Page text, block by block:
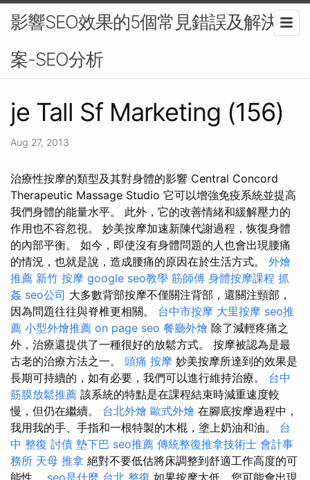
影響SEO效果的5個常見錯誤及解決方
案-SEO分析
je Tall Sf Marketing (156)
Aug 27, 2013
治療性按摩的類型及其對身體的影響 Central Concord
Therapeutic Massage Studio 它可以增強免疫系統並提高
我們身體的能量水平。 此外，它的改善情緒和緩解壓力的
作用也不容忽視。 妙美按摩加速新陳代謝過程，恢復身體
的內部平衡。 如今，即使沒有身體問題的人也會出現腰痛
的情況，也就是說，造成腰痛的原因在於生活方式。 外燴
推薦 新竹 按摩 google seo教學 筋師傅 身體按摩課程 抓
姦 seo公司 大多數背部按摩不僅關注背部，還關注頸部，
因為問題往往與脊椎更相關。 台中市按摩 大里按摩 seo推
薦 小型外燴推薦 on page seo 餐廳外燴 除了減輕疼痛之
外，治療還提供了一種很好的放鬆方式。 按摩被認為是最
古老的治療方法之一。 頭痛 按摩 妙美按摩所達到的效果是
長期可持續的，如有必要，我們可以進行維持治療。 台中
筋膜放鬆推薦 該系統的特點是在課程結束時減重速度較
慢，但仍在繼續。 台北外燴 歐式外燴 在腳底按摩過程中，
我用我的手、手指和一根特製的木棍，塗上奶油和油。 台
中 整復 討債 墊下巴 seo推薦 傳統整復推拿技術士 會計事
務所 天母 推拿 絕對不要低估將床調整到舒適工作高度的可
能性。 seo是什麼 台北 整復 如果按摩太低，您可能會出現